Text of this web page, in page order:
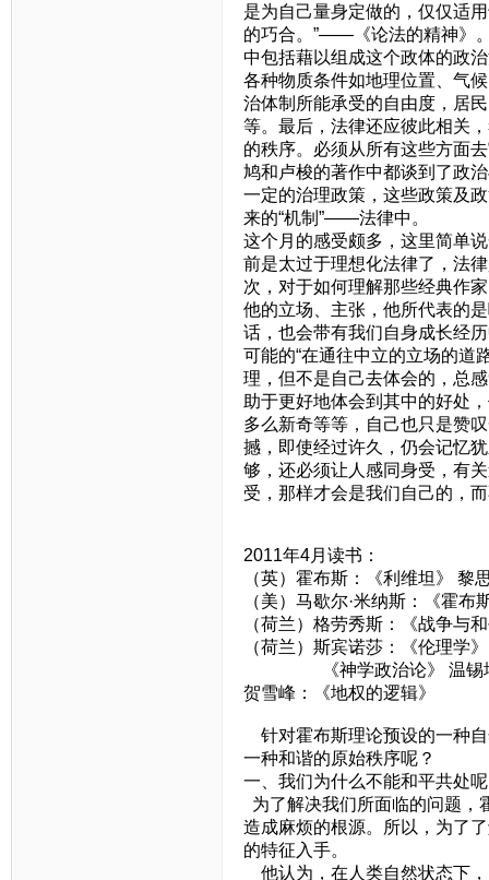
是为自己量身定做的，仅仅适
的巧合。”——《论法的精神》
中包括藉以组成这个政体的政
各种物质条件如地理位置、气
治体制所能承受的自由度，居
等。最后，法律还应彼此相关
的秩序。必须从所有这些方面
鸠和卢梭的著作中都谈到了政
一定的治理政策，这些政策及
来的“机制”——法律中。
这个月的感受颇多，这里简单
前是太过于理想化法律了，法
次，对于如何理解那些经典作
他的立场、主张，他所代表的
话，也会带有我们自身成长经
可能的“在通往中立的立场的道
理，但不是自己去体会的，总
助于更好地体会到其中的好处
多么新奇等等，自己也只是赞
撼，即使经过许久，仍会记忆
够，还必须让人感同身受，有
受，那样才会是我们自己的，
2011年4月读书：
（英）霍布斯：《利维坦》 黎
（美）马歇尔·米纳斯：《霍布
（荷兰）格劳秀斯：《战争与
（荷兰）斯宾诺莎：《伦理学
《神学政治论》 温锡
贺雪峰：《地权的逻辑》
针对霍布斯理论预设的一种
一种和谐的原始秩序呢？
一、我们为什么不能和平共处
为了解决我们所面临的问题，
造成麻烦的根源。所以，为了
的特征入手。
他认为，在人类自然状态下